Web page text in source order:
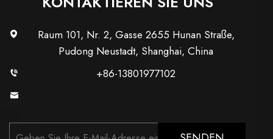
Raum 101, Nr. 2, Gasse 2655 Hunan Straße,
Pudong Neustadt, Shanghai, China
+86-13801977102